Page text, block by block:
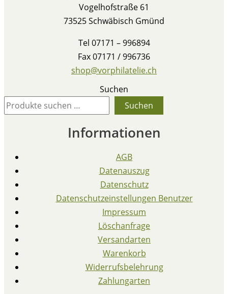
Vogelhofstraße 61
73525 Schwäbisch Gmünd
Tel 07171 – 996894
Fax 07171 / 996736
shop@vorphilatelie.ch
Suchen
Suchen
Informationen
AGB
Datenauszug
Datenschutz
Datenschutzeinstellungen Benutzer
Impressum
Löschanfrage
Versandarten
Warenkorb
Widerrufsbelehrung
Zahlungarten